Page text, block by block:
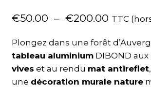
€50.00 – €200.00 TTC
Plongez dans une forêt
tableau aluminium DIBOND aux
vives et au rendu mat antireflet
une décoration murale nature